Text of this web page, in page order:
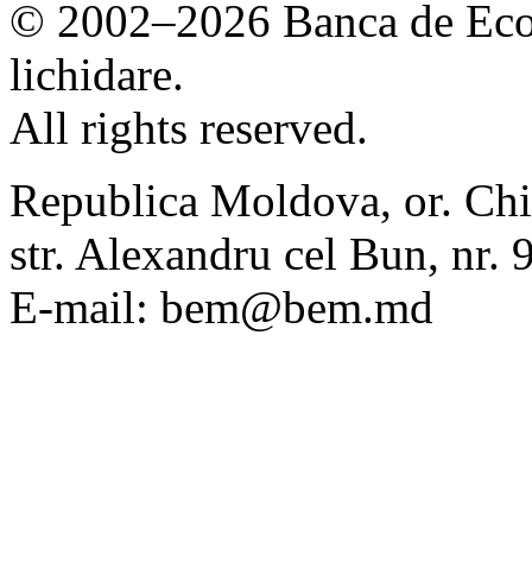
© 2002–2026 Banca de
lichidare.
All rights reserved.
Republica Moldova, or.
str. Alexandru cel Bun, nr.
E-mail: bem@bem.md